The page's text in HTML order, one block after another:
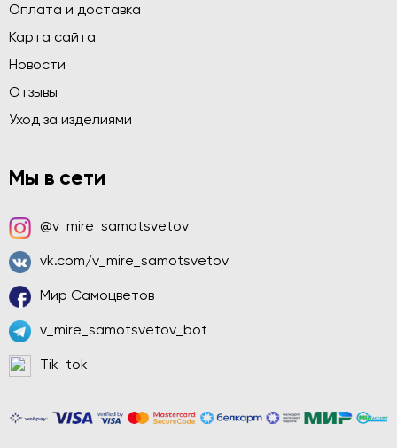
Оплата и доставка
Карта сайта
Новости
Отзывы
Уход за изделиями
Мы в сети
@v_mire_samotsvetov
vk.com/v_mire_samotsvetov
Мир Самоцветов
v_mire_samotsvetov_bot
Tik-tok